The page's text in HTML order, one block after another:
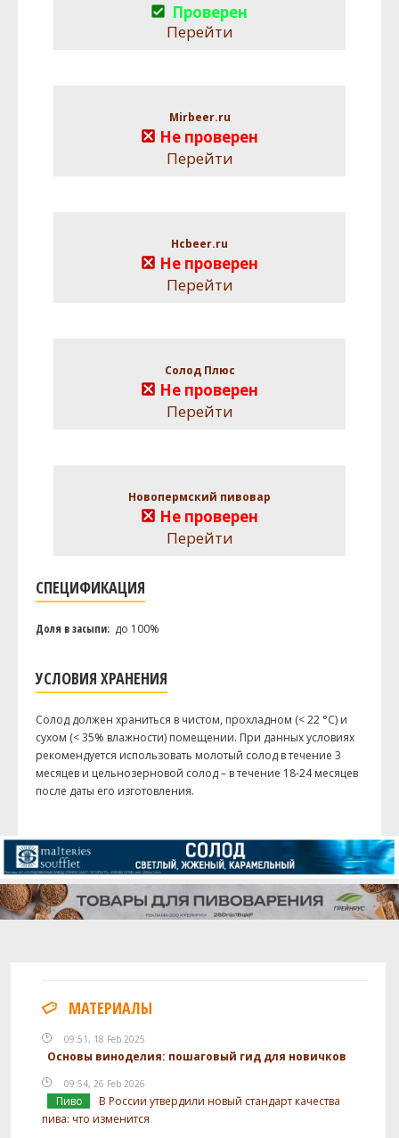
Проверен
Перейти
Mirbeer.ru
Не проверен
Перейти
Hcbeer.ru
Не проверен
Перейти
Солод Плюс
Не проверен
Перейти
Новопермский пивовар
Не проверен
Перейти
СПЕЦИФИКАЦИЯ
Доля в засыпи: до 100%
УСЛОВИЯ ХРАНЕНИЯ
Солод должен храниться в чистом, прохладном (< 22 °C) и
сухом (< 35% влажности) помещении. При данных условиях
рекомендуется использовать молотый солод в течение 3
месяцев и цельнозерновой солод – в течение 18-24 месяцев
после даты его изготовления.
МАТЕРИАЛЫ
09:51, 18 Feb 2025
Основы виноделия: пошаговый гид для новичков
09:54, 26 Feb 2026
Пиво
В России утвердили новый стандарт качества
пива: что изменится